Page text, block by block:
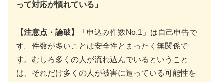
って対応が慣れている」
【注意点・論破】
「申込み件数No.1」は自己申告で
す。件数が多いことは安全性とまったく無関係で
す。むしろ多くの人が流れ込んでいるということ
は、それだけ多くの人が被害に遭っている可能性を